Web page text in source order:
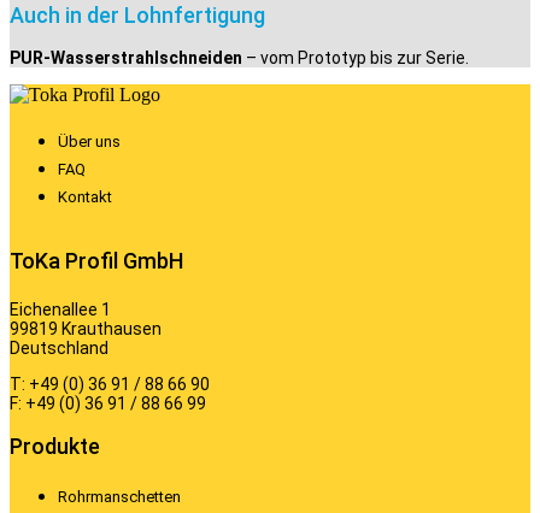
Auch in der Lohnfertigung
PUR-Wasserstrahlschneiden – vom Prototyp bis zur Serie.
Über uns
FAQ
Kontakt
ToKa Profil GmbH
Eichenallee 1
99819 Krauthausen
Deutschland
T: +49 (0) 36 91 / 88 66 90
F: +49 (0) 36 91 / 88 66 99
Produkte
Rohrmanschetten